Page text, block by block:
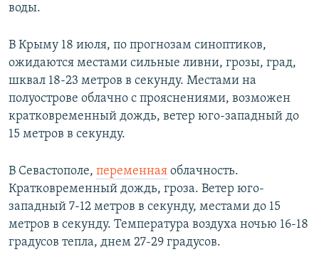
воды.
В Крыму 18 июля, по прогнозам синоптиков,
ожидаются местами сильные ливни, грозы, град,
шквал 18-23 метров в секунду. Местами на
полуострове облачно с прояснениями, возможен
кратковременный дождь, ветер юго-западный до
15 метров в секунду.
В Севастополе, переменная облачность.
Кратковременный дождь, гроза. Ветер юго-
западный 7-12 метров в секунду, местами до 15
метров в секунду. Температура воздуха ночью 16-18
градусов тепла, днем 27-29 градусов.